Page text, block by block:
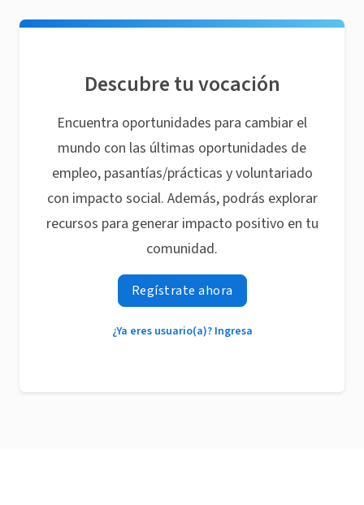
Descubre tu vocación
Encuentra oportunidades para cambiar el
mundo con las últimas oportunidades de
empleo, pasantías/prácticas y voluntariado
con impacto social. Además, podrás explorar
recursos para generar impacto positivo en tu
comunidad.
Regístrate ahora
¿Ya eres usuario(a)? Ingresa